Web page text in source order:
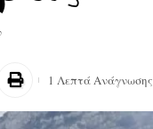
1 Λεπτά Ανάγνωσης